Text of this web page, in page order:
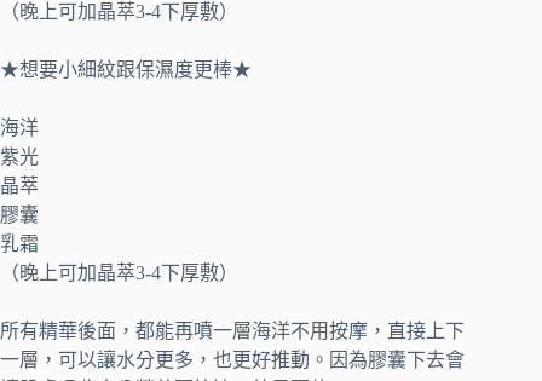
（晚上可加晶萃3-4下厚敷）
★想要小細紋跟保濕度更棒★
海洋
紫光
晶萃
膠囊
乳霜
（晚上可加晶萃3-4下厚敷）
所有精華後面，都能再噴一層海洋不用按摩，直接上下
一層，可以讓水分更多，也更好推動。因為膠囊下去會